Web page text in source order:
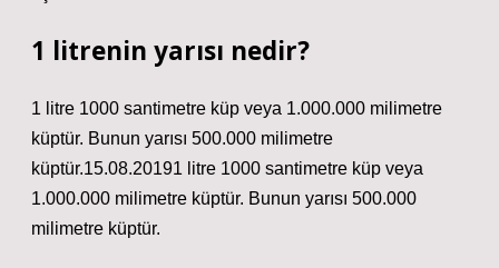
1 litrenin yarısı nedir?
1 litre 1000 santimetre küp veya 1.000.000 milimetre
küptür. Bunun yarısı 500.000 milimetre
küptür.15.08.20191 litre 1000 santimetre küp veya
1.000.000 milimetre küptür. Bunun yarısı 500.000
milimetre küptür.